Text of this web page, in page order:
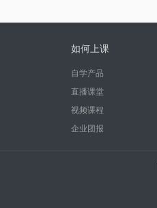
如何上课
自学产品
直播课堂
视频课程
企业团报